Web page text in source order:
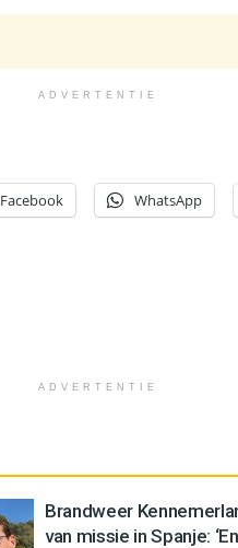
ADVERTENTIE
Facebook WhatsApp
ADVERTENTIE
Brandweer
van missie in Spanje: